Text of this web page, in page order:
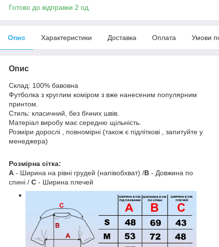
Готово до відправки 2 од.
Опис Характеристики Доставка Оплата Умови
Опис
Склад: 100% бавовна
Футболка з круглим коміром з вже нанесеним популярним
принтом.
Стиль: класичний, без бічних швів.
Матеріал виробу має середню щільність.
Розміри дорослі , повномірні (також є підліткові , запитуйте у
менеджера)
Розмірна сітка:
A - Ширина на рівні грудей (напівобхват) /B - Довжина по
спині / C - Ширина плечей